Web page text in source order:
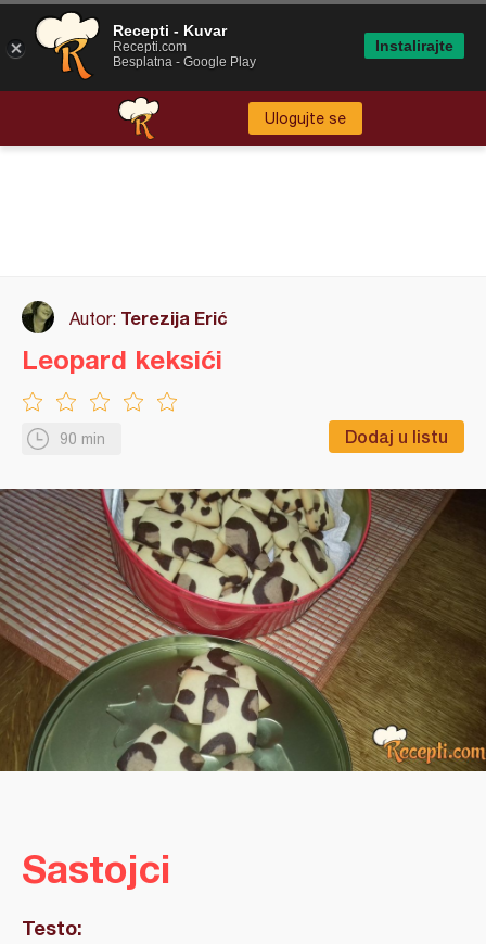
Ulogujte se
Autor: Terezija Erić
90 min Dodaj u listu
Leopard keksići
Sastojci
Testo:
Recepti - Kuvar
Recepti.com
Besplatna - Google Play
Instalirajte